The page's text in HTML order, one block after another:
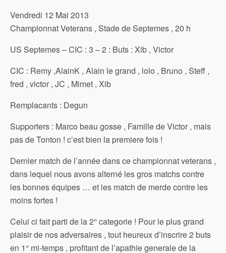
Vendredi 12 Mai 2013
Championnat Veterans , Stade de Septemes , 20 h
US Septemes – CIC : 3 – 2 : Buts : Xib , Victor
CIC : Remy ,AlainK , Alain le grand , lolo , Bruno , Steff ,
fred , victor , JC , Mimet , Xib
Remplacants : Degun
Supporters : Marco beau gosse , Famille de Victor , mais
pas de Tonton ! c’est bien la premiere fois !
Dernier match de l’année dans ce championnat veterans ,
dans lequel nous avons alterné les gros matchs contre
les bonnes équipes … et les match de merde contre les
moins fortes !
Celui ci fait parti de la 2° categorie ! Pour le plus grand
plaisir de nos adversaires , tout heureux d’inscrire 2 buts
en 1° mi-temps , profitant de l’apathie generale de la